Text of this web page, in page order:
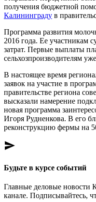
получения бюджетной
Калининграду в
Программа развития
2016 года. Ее участникам
затрат. Первые выплаты
сельхозпроизводителям
В настоящее время
заявок на участие в
правительстве региона
высказали намерение
новая программа
Игоря Рудненкова. В его
реконструкцию фермы на
send
Будьте в курсе событий
Главные деловые новости
канале. Подписывайтесь,